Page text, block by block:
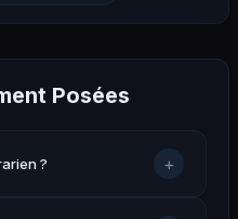
Posées
? +